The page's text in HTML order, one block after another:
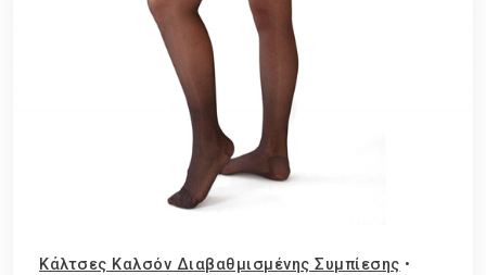
Κάλτσες Καλσόν Διαβαθμισμένης Συμπίεσης •